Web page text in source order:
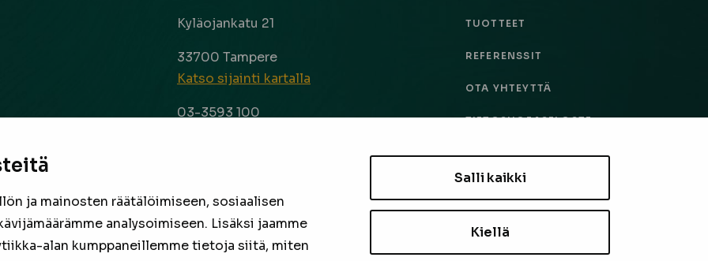
ja mainosten räätälöimiseen, sosiaalisen
analysoimiseen. Lisäksi jaamme
alan kumppaneillemme tietoja siitä, miten
Salli kaikki
Kiellä
sitten
ja
ovat
Kyläojankatu 21
33700 Tampere
Katso sijainti kartalla
03-3593 100
la 9-14
FacebookInstagram
TUOTTEET
REFERENSSIT
OTA YHTEYTTÄ
TIETOSUOJASELOSTE
EVÄSTEASETUKSET
TILAA UUTISKIRJE